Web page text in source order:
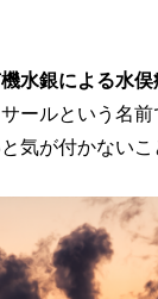
水銀による水俣
ールという名
気が付かないこ